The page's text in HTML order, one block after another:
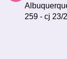
259 - cj 23/